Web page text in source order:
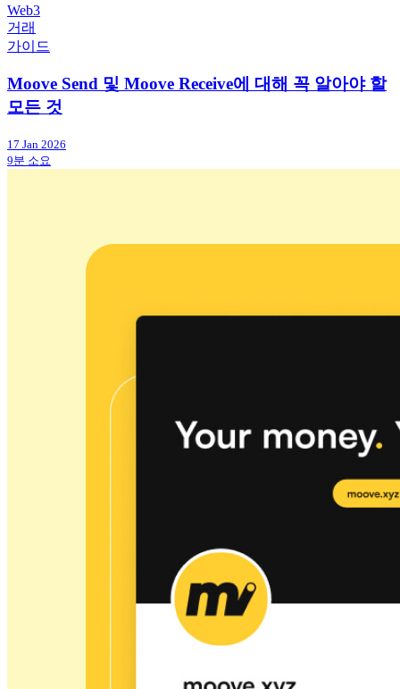
Web3
거래
가이드
Moove Send 및 Moove Receive에 대해 꼭 알아야 할
모든 것
17 Jan 2026
9분 소요